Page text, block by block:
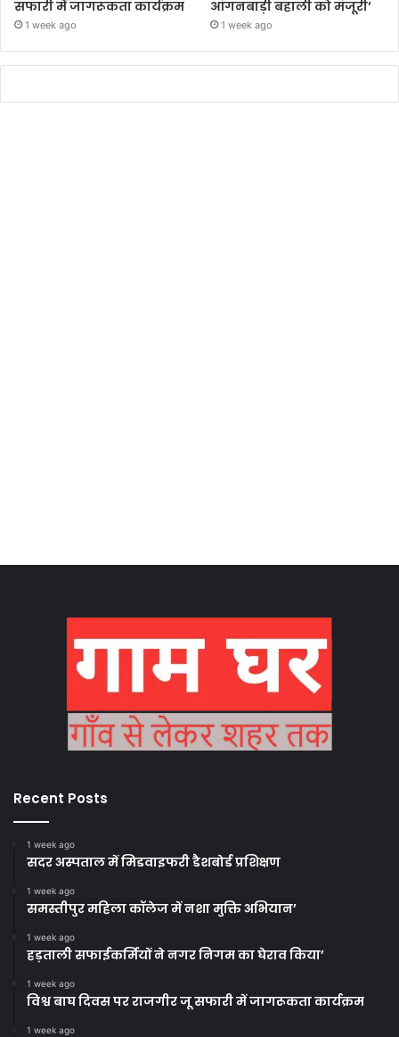
सफारी में जागरूकता कार्यक्रम
1 week ago
आंगनबाड़ी बहाली को मंजूरी’
1 week ago
Recent Posts
1 week ago
सदर अस्पताल में मिडवाइफरी डैशबोर्ड प्रशिक्षण
1 week ago
समस्तीपुर महिला कॉलेज में नशा मुक्ति अभियान’
1 week ago
हड़ताली सफाईकर्मियों ने नगर निगम का घेराव किया’
1 week ago
विश्व बाघ दिवस पर राजगीर जू सफारी में जागरूकता कार्यक्रम
1 week ago